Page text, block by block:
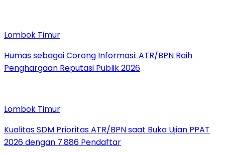
Lombok Timur
Humas sebagai Corong Informasi: ATR/BPN Raih
Penghargaan Reputasi Publik 2026
Lombok Timur
Kualitas SDM Prioritas ATR/BPN saat Buka Ujian PPAT
2026 dengan 7.886 Pendaftar